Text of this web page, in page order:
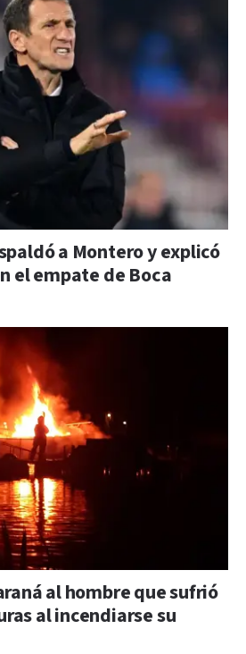
a Montero y explicó
el empate de Boca
al hombre que sufrió
al incendiarse su